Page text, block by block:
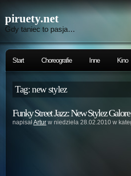
piruety.net
Gdy taniec to pasja…
Start Choreografie Inne Kino
Tag: new stylez
Funky Street Jazz: New Stylez
napisałArtur w niedziela 28.02.2010 w